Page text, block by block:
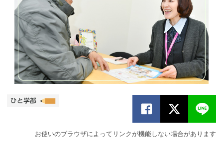
お使いのブラウザによってリンクが機能しない場合があります